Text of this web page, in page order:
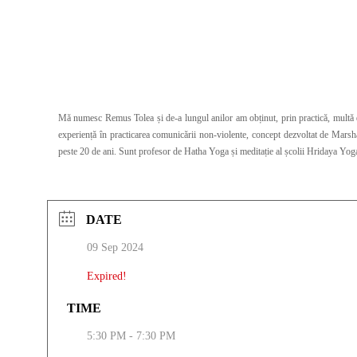
Mă numesc Remus Tolea și de-a lungul anilor am obținut, prin practică,
experiență în practicarea comunicării non-violente, concept dezvoltat de
peste 20 de ani. Sunt profesor de Hatha Yoga și meditație al școlii Hridaya
DATE
09 Sep 2024
Expired!
TIME
5:30 PM - 7:30 PM